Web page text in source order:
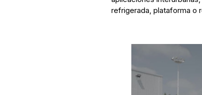
refrigerada, plataforma o